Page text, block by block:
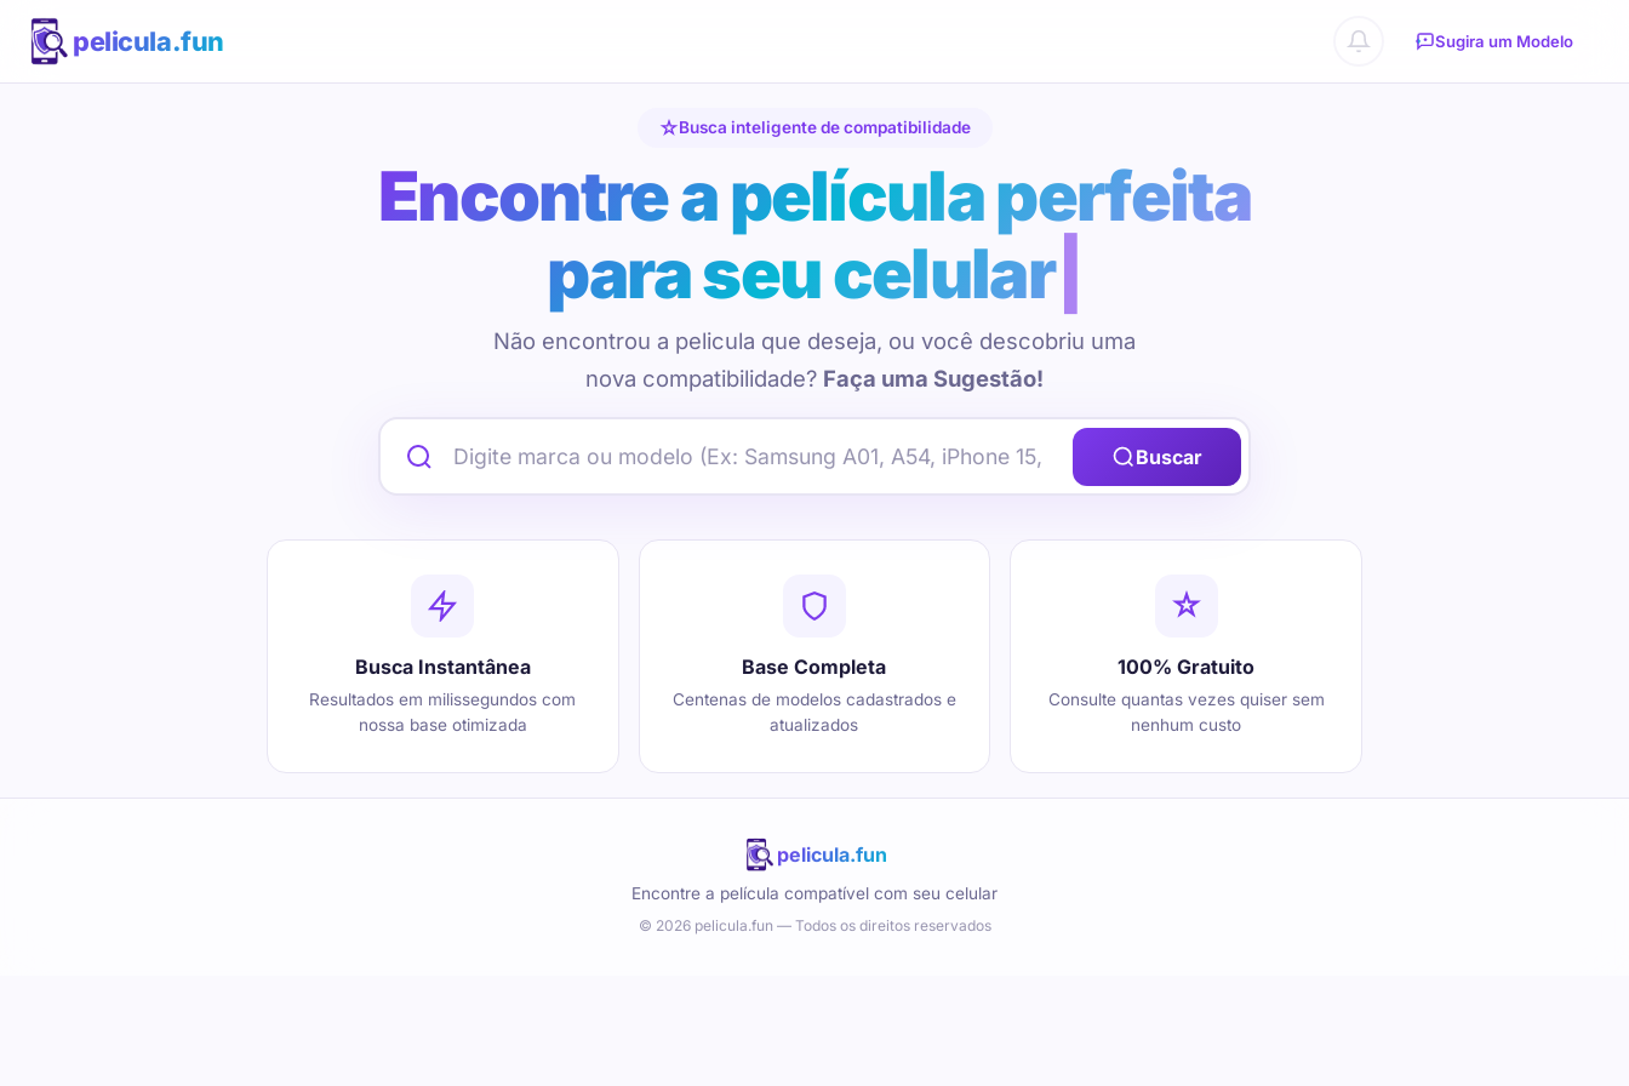
pelicula.fun Sugira um Modelo
Busca inteligente de compatibilidade
Encontre a película perfeita
para seu celular
Não encontrou a pelicula que deseja, ou você descobriu uma
nova compatibilidade? Faça uma Sugestão!
Buscar
Busca Instantânea
Resultados em milissegundos com
nossa base otimizada
Base Completa
Centenas de modelos cadastrados e
atualizados
100% Gratuito
Consulte quantas vezes quiser sem
nenhum custo
pelicula.fun
Encontre a película compatível com seu celular
© 2026 pelicula.fun — Todos os direitos reservados